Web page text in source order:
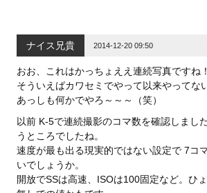
ナイス兄貴 2014-12-20 09:50
おお、これはかっちょええ連続写真ですね！
そういえばカワセミでやって以来やってな
あっしも何かでやろ～～～（笑）
以前 K-5で連続撮影のコマ数を確認しまし
うところでしたね。
速度が最も出る現実的ではない設定で 7コ
いでしょうか。
開放でSSは高速、ISOは100固定など。ひ